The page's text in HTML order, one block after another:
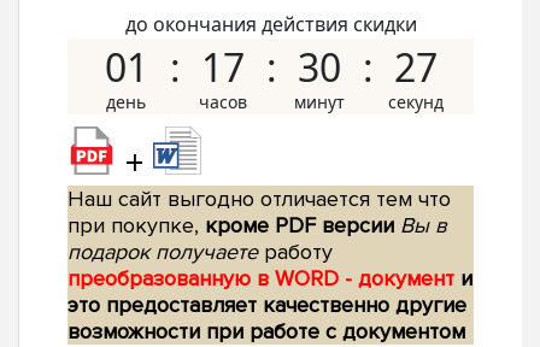
до окончания действия скидки
01 17 30 26
+
Наш сайт выгодно отличается тем что
при покупке, кроме PDF версии Вы в
подарок получаетеработу
преобразованную в WORD - документ и
это предоставляет качественно другие
возможности при работе с документом